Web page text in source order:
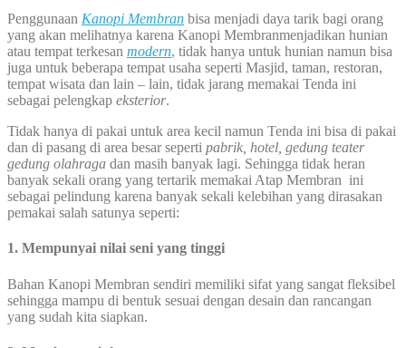
Penggunaan Kanopi Membran bisa menjadi daya tarik bagi orang
yang akan melihatnya karena Kanopi Membranmenjadikan hunian
atau tempat terkesan modern, tidak hanya untuk hunian namun bisa
juga untuk beberapa tempat usaha seperti Masjid, taman, restoran,
tempat wisata dan lain – lain, tidak jarang memakai Tenda ini
sebagai pelengkap eksterior.
Tidak hanya di pakai untuk area kecil namun Tenda ini bisa di pakai
dan di pasang di area besar seperti pabrik, hotel, gedung teater
gedung olahraga dan masih banyak lagi. Sehingga tidak heran
banyak sekali orang yang tertarik memakai Atap Membran ini
sebagai pelindung karena banyak sekali kelebihan yang dirasakan
pemakai salah satunya seperti:
1. Mempunyai nilai seni yang tinggi
Bahan Kanopi Membran sendiri memiliki sifat yang sangat fleksibel
sehingga mampu di bentuk sesuai dengan desain dan rancangan
yang sudah kita siapkan.